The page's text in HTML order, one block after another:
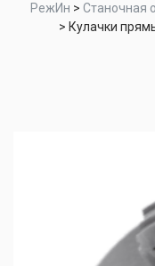
РежИн > Станочная
> Кулачки